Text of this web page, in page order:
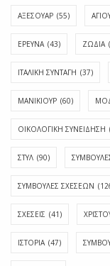
ΑΞΕΣΟΥΑΡ (55)
ΕΡΕΥΝΑ (43) ΖΩΔΙΑ
ΙΤΑΛΙΚΗ ΣΥΝΤΑΓΗ (37)
ΜΑΝΙΚΙΟΥΡ (60)
ΟΙΚΟΛΟΓΙΚΗ ΣΥΝΕΙΔΗΣΗ
ΣΤΥΛ (90)
ΣΥΜΒΟΥΛΕΣ ΣΧΕΣΕΩΝ
ΣΧΕΣΕΙΣ (41)
ΙΣΤΟΡΊΑ (47)